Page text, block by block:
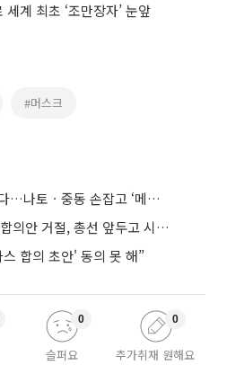
계 최초 ‘조만장자’ 눈앞
#머스크
미국 우산 흔들리자 뭉쳤다…나토ㆍ중동 손잡고 ‘메카 공동방위’ 조약 체결
거절, 총선 앞두고 시간 끌기”
합의 초안' 동의 못 해”
슬퍼요
0
추가취재 원해요
0